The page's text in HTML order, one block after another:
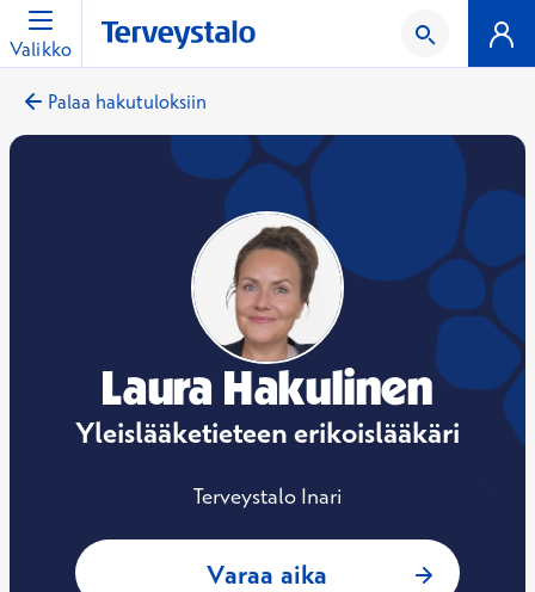
Valikko
Palaa hakutuloksiin
Laura Hakulinen
Yleislääketieteen erikoislääkäri
Terveystalo Inari
Varaa aika : Laura